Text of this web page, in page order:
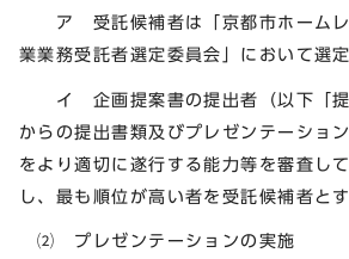
ア 受託候補者は「京都市ホームレ
業業務受託者選定委員会」において選定
イ 企画提案書の提出者（以下「提
からの提出書類及びプレゼンテーショ
をより適切に遂行する能力等を審査し
し、最も順位が高い者を受託候補者とす
⑵ プレゼンテーションの実施